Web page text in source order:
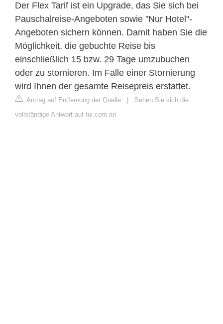
Der Flex Tarif ist ein Upgrade, das Sie sich bei
Pauschalreise-Angeboten sowie "Nur Hotel"-
Angeboten sichern können. Damit haben Sie die
Möglichkeit, die gebuchte Reise bis
einschließlich 15 bzw. 29 Tage umzubuchen
oder zu stornieren. Im Falle einer Stornierung
wird Ihnen der gesamte Reisepreis erstattet.
Antrag auf Entfernung der Quelle
Sehen Sie sich die
vollständige Antwort auf tui.com an